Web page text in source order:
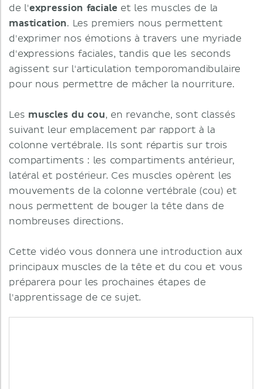
de l'expression faciale et les muscles de la
mastication. Les premiers nous permettent
d'exprimer nos émotions à travers une myriade
d'expressions faciales, tandis que les seconds
agissent sur l'articulation temporomandibulaire
pour nous permettre de mâcher la nourriture.
Les muscles du cou, en revanche, sont classés
suivant leur emplacement par rapport à la
colonne vertébrale. Ils sont répartis sur trois
compartiments : les compartiments antérieur,
latéral et postérieur. Ces muscles opèrent les
mouvements de la colonne vertébrale (cou) et
nous permettent de bouger la tête dans de
nombreuses directions.
Cette vidéo vous donnera une introduction aux
principaux muscles de la tête et du cou et vous
préparera pour les prochaines étapes de
l'apprentissage de ce sujet.